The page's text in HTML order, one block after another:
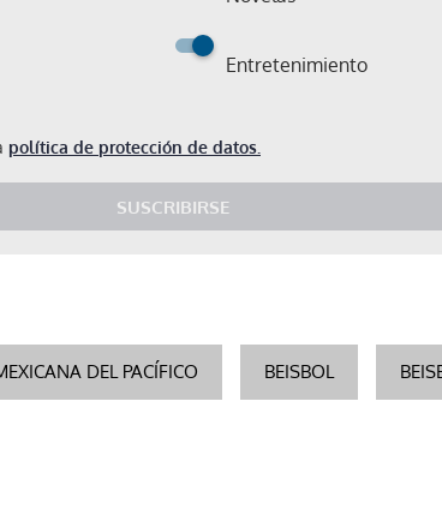
Entretenimiento
política de protección de datos.
SUSCRIBIRSE
DEL PACÍFICO BEISBOL